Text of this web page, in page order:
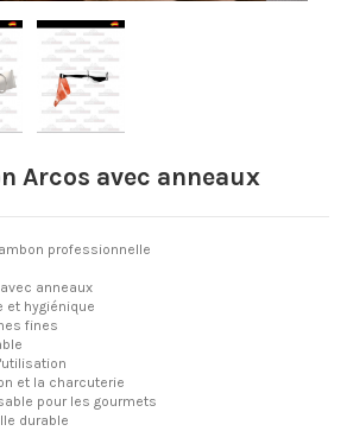
Arcos avec anneaux
professionnelle
anneaux
et hygiénique
fines
et la charcuterie
pour les gourmets
durable